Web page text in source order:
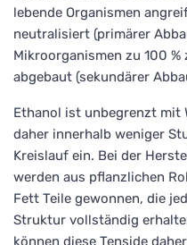
lebende Organismen
neutralisiert (primärer
Mikroorganismen zu 100
abgebaut (sekundärer
Ethanol ist unbegrenzt mit
daher innerhalb weniger
Kreislauf ein. Bei der
werden aus pflanzlichen
Fett Teile gewonnen, die
Struktur vollständig
können diese Tenside